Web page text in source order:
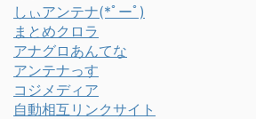
しぃアンテナ(*ﾟーﾟ)
まとめクロラ
アナグロあんてな
アンテナっす
コジメディア
自動相互リンクサイト